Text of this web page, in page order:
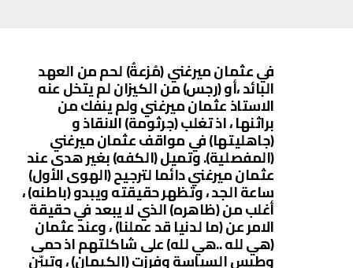
في عثمان ميرغني (مُزعةُ) لحم من العهد
البائد ،أو (رجس) من الكيزان لم يتخل عنه
الاستاذ عثمان ميرغني ولم ينفك من
براثنها ، اذ تغلب (جرثومة) الانقاذ و
(جاهليتها) في مواقف عثمان ميرغني
(المفصلية). وتميل (الكفه) بغير هدى عند
عثمان ميرغني دائما لترجيح (الهوى الأول)
ساعة الجد ، وتظهر حقيقته ويبدو (باطنه) ،
أغلب من (ظاهره) الذي لا يبعد في حقيقة
الامر عن (ما لدنيا قد عملنا) ، وعند عثمان
(هي لله ..هي لله) على شاكلتهم اذ حمى
وطيس السياسة وفرزت (الكيمان) ، وتبيّن